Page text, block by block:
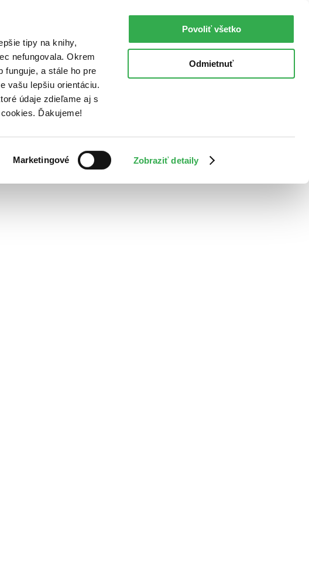
tipy na knihy,
nefungovala. Okrem
funguje, a stále ho pre
vašu lepšiu orientáciu.
údaje zdieľame aj s
Ďakujeme!
Marketingové Zobraziť detaily
Povoliť všetko
Odmietnuť